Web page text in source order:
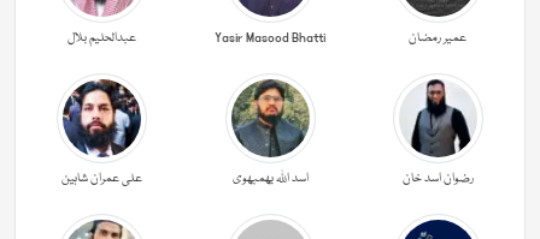
عمیر رمضان Yasir Masood Bhatti عبدالحليم بلال
رضوان اسد خان اسد اللہ بھمبھوی علی عمران شاہین